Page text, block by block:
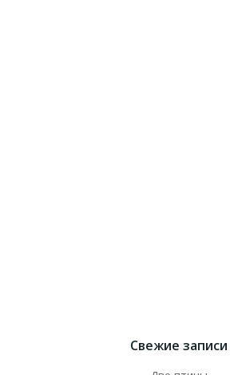
Свежие записи